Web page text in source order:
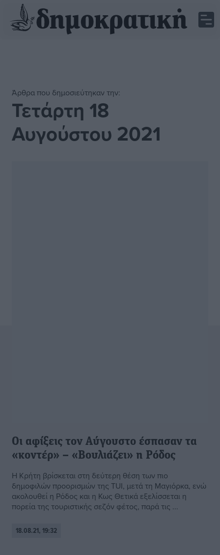
Άρθρα που δημοσιεύτηκαν την:
Τετάρτη 18
Αυγούστου 2021
Οι αφίξεις τον Αύγουστο έσπασαν τα
«κοντέρ» – «Βουλιάζει» η Ρόδος
Η Κρήτη βρίσκεται στη δεύτερη θέση των πιο
δημοφιλών προορισμών της TUI, μετά τη Μαγιόρκα, ενώ
ακολουθεί η Ρόδος και η Κως Θετικά εξελίσσεται η
πορεία της τουριστικής σεζόν φέτος, παρά τις ...
18.08.21, 19:32